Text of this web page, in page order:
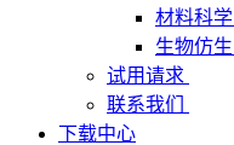
材料科学
生物仿生
试用请求
联系我们
下载中心